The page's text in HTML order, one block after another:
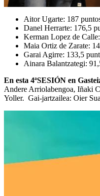
Aitor Ugarte: 187
Danel Herrarte: 176,5
Kerman Lopez de
Maia Ortiz de Zarate:
Garai Agirre: 133,5
Ainara Balantzategi:
En esta 4ªSESIÓN en
Andere Arriolabengoa, Iñaki
Yoller. Gai-jartzailea: Oier